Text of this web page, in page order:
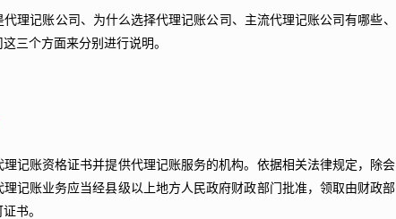
理记账公司、为什么选择代理记账公司、主流代理记账公司有哪些、
三个方面来分别进行说明。
记账资格证书并提供代理记账服务的机构。依据相关法律规定，除会
记账业务应当经县级以上地方人民政府财政部门批准，领取由财政部
书。